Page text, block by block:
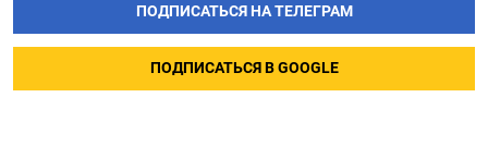
ПОДПИСАТЬСЯ НА ТЕЛЕГРАМ
ПОДПИСАТЬСЯ В GOOGLE